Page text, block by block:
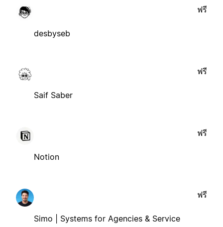
desbyseb
ฟรี
Saif Saber
ฟรี
Notion
ฟรี
Simo | Systems for Agencies & Service
ฟรี